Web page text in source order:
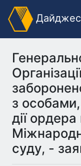
з особами,
дії
суду, -